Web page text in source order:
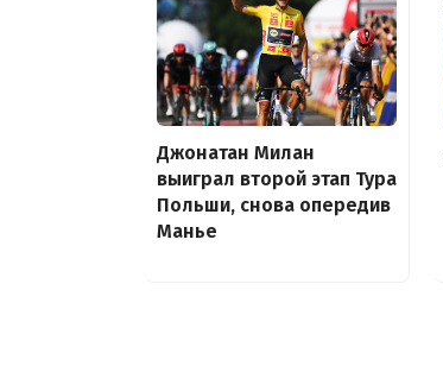
Джонатан Милан
выиграл второй этап Тура
Польши, снова опередив
Манье